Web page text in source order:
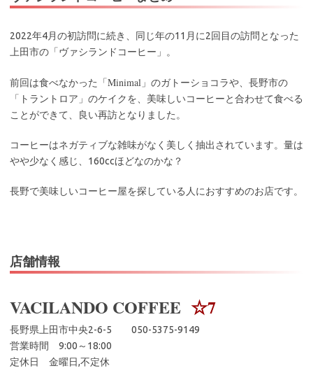
2022年4月の初訪問に続き、同じ年の11月に2回目の訪問となった
上田市の「ヴァシランドコーヒー」。
前回は食べなかった「Minimal 」のガトーショコラや、長野市の
「トラントロア」のケイクを、美味しいコーヒーと合わせて食べる
ことができて、良い再訪となりました。
コーヒーはネガティブな雑味がなく美しく抽出されています。量は
やや少なく感じ、160ccほどなのかな？
長野で美味しいコーヒー屋を探している人におすすめのお店です。
店舗情報
VACILANDO COFFEE ☆7
長野県上田市中央2-6-5 050-5375-9149
営業時間 9:00～18:00
定休日 金曜日,不定休